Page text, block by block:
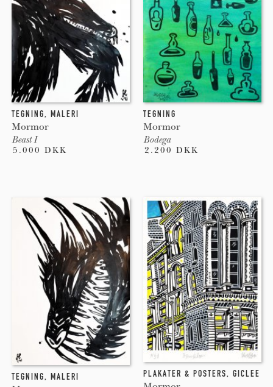
TEGNING, MALERI
Mormor
Beast I
5.000 DKK
TEGNING
Mormor
Bodega
2.200 DKK
PLAKATER & POSTERS, GICLEE
TEGNING, MALERI